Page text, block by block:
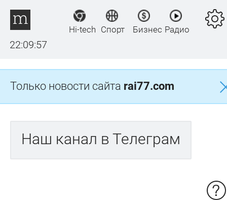
22:09:57
Hi-tech Спорт Бизнес Радио
Только новости сайта rai77.com
Наш канал в Телеграм